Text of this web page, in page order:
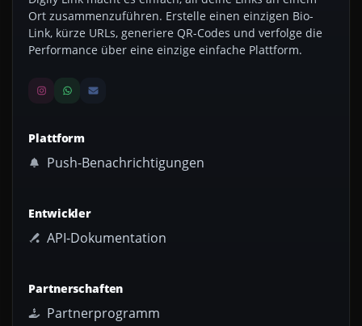
Ort zusammenzuführen. Erstelle einen einzigen Bio-
Link, kürze URLs, generiere QR-Codes und verfolge die
Performance über eine einzige einfache Plattform.
Plattform
Push-Benachrichtigungen
Entwickler
API-Dokumentation
Partnerschaften
Partnerprogramm